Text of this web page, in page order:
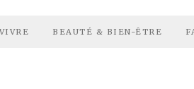
BEAUTÉ & BIEN-ÊTRE